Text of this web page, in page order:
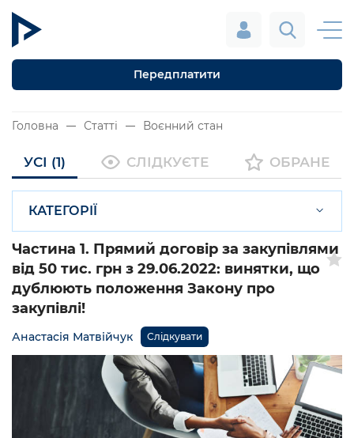
Передплатити
Головна Статті Воєнний стан
УСІ (1) СЛІДКУЄТЕ ОБРАНЕ
КАТЕГОРІЇ
Частина 1. Прямий договір за закупівлями
від 50 тис. грн з 29.06.2022: винятки, що
дублюють положення Закону про
закупівлі!
Анастасія Матвійчук Слідкувати